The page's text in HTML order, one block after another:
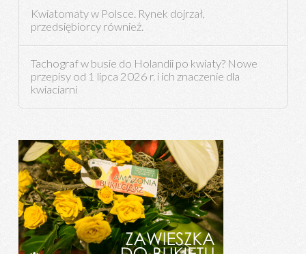
Kwiatomaty w Polsce. Rynek dojrzał,
przedsiębiorcy również.
Tachograf w busie do Holandii po kwiaty? Nowe
przepisy od 1 lipca 2026 r. i ich znaczenie dla
kwiaciarni